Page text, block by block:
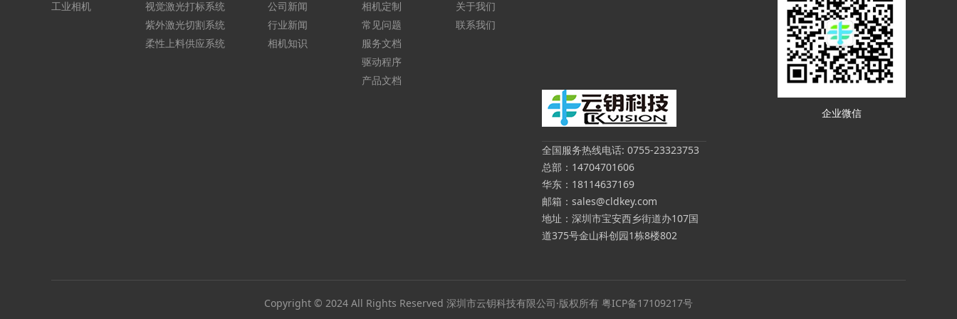
工业相机
视觉激光打标系统
紫外激光切割系统
柔性上料供应系统
公司新闻
行业新闻
相机知识
相机定制
常见问题
服务文档
驱动程序
产品文档
关于我们
联系我们
企业微信
全国服务热线电话: 0755-23323753
总部：14704701606
华东：18114637169
邮箱：sales@cldkey.com
地址：深圳市宝安西乡街道办107国
道375号金山科创园1栋8楼802
Copyright © 2024 All Rights Reserved 深圳市云钥科技有限公司·版权所有 粤ICP备17109217号